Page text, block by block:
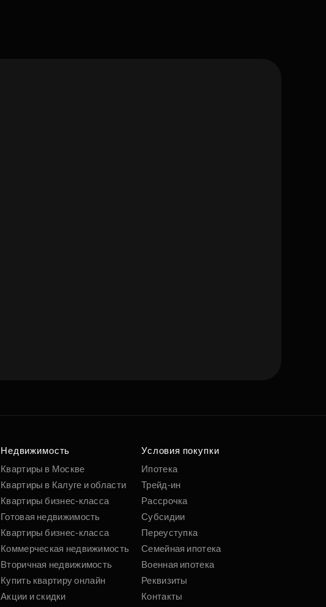
Недвижимость
Квартиры в Москве
Квартиры в Калуге и области
Квартиры бизнес-класса
Готовая недвижимость
Квартиры бизнес-класса
Коммерческая недвижимость
Вторичная недвижимость
Купить квартиру онлайн
Акции и скидки
Условия покупки
Ипотека
Трейд-ин
Рассрочка
Субсидии
Переуступка
Семейная ипотека
Военная ипотека
Реквизиты
Контакты